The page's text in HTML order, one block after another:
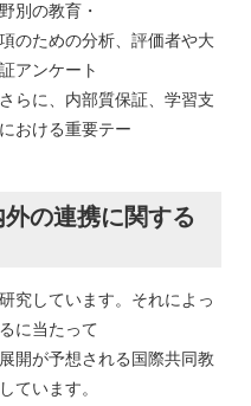
別の教育・
のための分析、評価者や大
アンケート
らに、内部質保証、学習支
おける重要テー
の連携に関する
究しています。それによっ
に当たって
開が予想される国際共同教
ています。